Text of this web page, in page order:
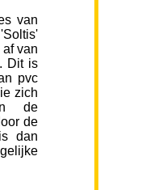
van
van
Dit is
pvc
zich
de
de
dan